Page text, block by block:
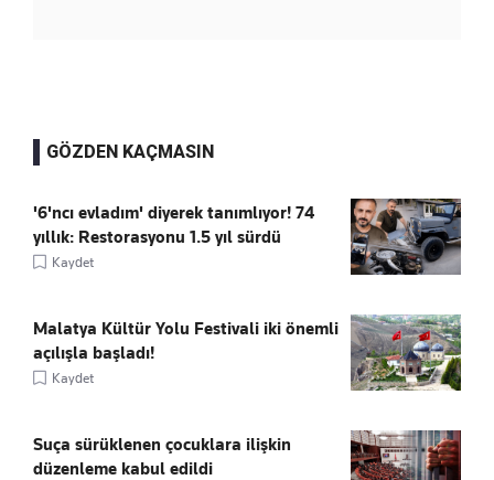
GÖZDEN KAÇMASIN
'6'ncı evladım' diyerek tanımlıyor! 74
yıllık: Restorasyonu 1.5 yıl sürdü
Kaydet
Malatya Kültür Yolu Festivali iki önemli
açılışla başladı!
Kaydet
Suça sürüklenen çocuklara ilişkin
düzenleme kabul edildi